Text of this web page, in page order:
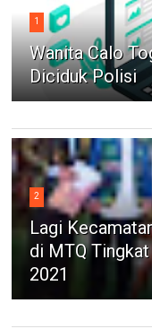
1
Wanita Calo
Diciduk Polisi
2
Lagi
di MTQ
2021